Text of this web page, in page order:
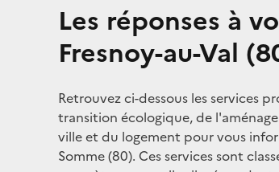
Les réponses à
Fresnoy-au-Val
Retrouvez ci-dessous les services
transition écologique, de
ville et du logement pour vous
Somme (80). Ces services sont